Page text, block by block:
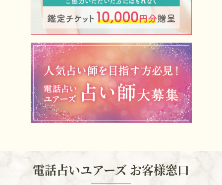
電話占いユアーズ お客様窓口